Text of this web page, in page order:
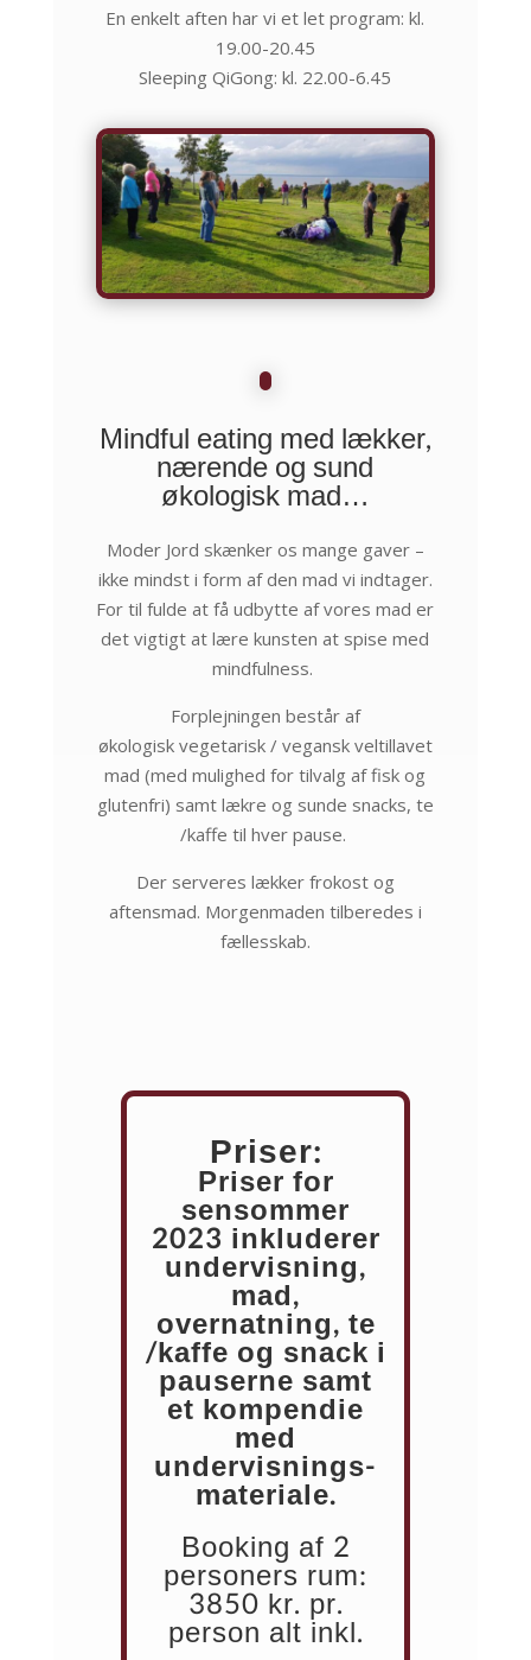
En enkelt aften har vi et let program: kl.
19.00-20.45
Sleeping QiGong: kl. 22.00-6.45
Mindful eating med lækker,
nærende og sund
økologisk mad…
Moder Jord skænker os mange gaver –
ikke mindst i form af den mad vi indtager.
For til fulde at få udbytte af vores mad er
det vigtigt at lære kunsten at spise med
mindfulness.
Forplejningen består af
økologisk vegetarisk / vegansk veltillavet
mad (med mulighed for tilvalg af fisk og
glutenfri) samt lækre og sunde snacks, te
/kaffe til hver pause.​
Der serveres lækker frokost og
aftensmad. Morgenmaden tilberedes i
fællesskab.
Priser:
Priser for
sensommer
2023 inkluderer
undervisning,
mad,
overnatning, te
/kaffe og snack i
pauserne samt
et kompendie
med
undervisnings-
materiale.
Booking af 2
personers rum:
3850 kr. pr.
person alt inkl.